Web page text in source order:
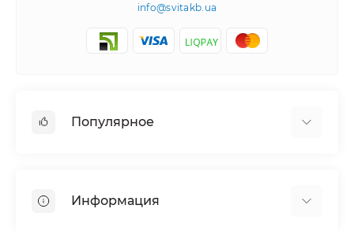
info@svitakb.ua
Популярное
Системы хранения энергии
Информация